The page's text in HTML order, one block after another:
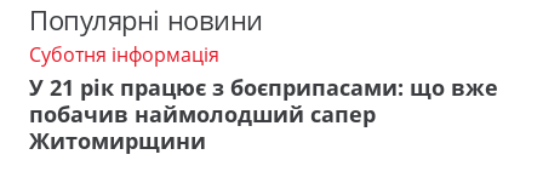
Популярні новини
Суботня інформація
У 21 рік працює з боєприпасами: що вже
побачив наймолодший сапер
Житомирщини